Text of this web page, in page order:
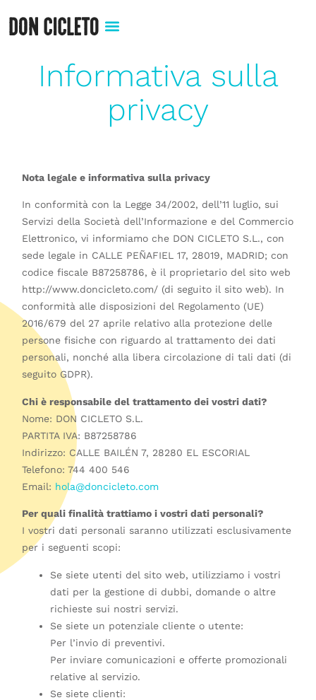
Informativa sulla
privacy
Nota legale e informativa sulla privacy
In conformità con la Legge 34/2002, dell’11 luglio, sui
Servizi della Società dell’Informazione e del Commercio
Elettronico, vi informiamo che DON CICLETO S.L., con
sede legale in CALLE PEÑAFIEL 17, 28019, MADRID; con
codice fiscale B87258786, è il proprietario del sito web
http://www.doncicleto.com/ (di seguito il sito web). In
conformità alle disposizioni del Regolamento (UE)
2016/679 del 27 aprile relativo alla protezione delle
persone fisiche con riguardo al trattamento dei dati
personali, nonché alla libera circolazione di tali dati (di
seguito GDPR).
Chi è responsabile del trattamento dei vostri dati?
Nome: DON CICLETO S.L.
PARTITA IVA: B87258786
Indirizzo: CALLE BAILÉN 7, 28280 EL ESCORIAL
Telefono: 744 400 546
Email: hola@doncicleto.com
Per quali finalità trattiamo i vostri dati personali?
I vostri dati personali saranno utilizzati esclusivamente
per i seguenti scopi:
Se siete utenti del sito web, utilizziamo i vostri
dati per la gestione di dubbi, domande o altre
richieste sui nostri servizi.
Se siete un potenziale cliente o utente:
Per l’invio di preventivi.
Per inviare comunicazioni e offerte promozionali
relative al servizio.
Se siete clienti: